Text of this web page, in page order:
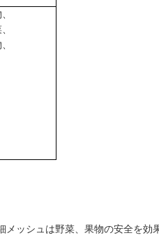
ッシュは野菜、果物の安全を効